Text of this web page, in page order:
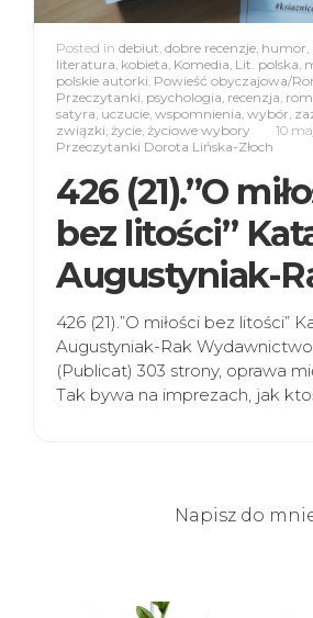
Posted in debiut, dobre recenzje, humor,
literatura, kobieta, Komedia, Lit. polska,
polskie autorki, Powieść obyczajowa/
Przeczytanki, psychologia, recenzja,
satyra, uczucie, wspomnienia, wybór,
związki, życie, życiowe wybory 10
Przeczytanki Dorota Lińska-Złoch
426 (21).”O
bez litości”
Augustyniak-
426 (21).”O miłości bez litości”
Augustyniak-Rak
(Publicat) 303 strony, oprawa
Tak bywa na imprezach, jak
Napisz do